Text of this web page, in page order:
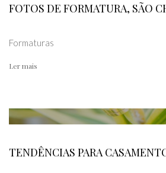
FOTOS DE FORMATURA, SÃO
Formaturas
Ler mais
TENDÊNCIAS PARA